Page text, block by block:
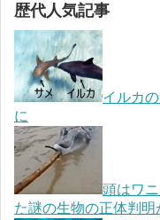
歴代人気記事
イルカ
に
頭はワ
た謎の生物の正体判明